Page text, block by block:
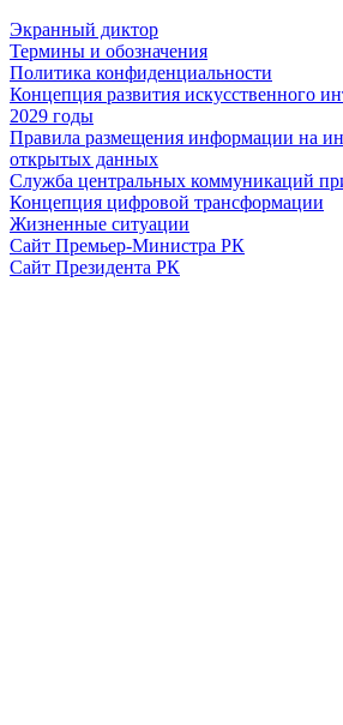
Экранный диктор
Термины и обозначения
Политика конфиденциальности
Концепция развития искусственного
2029 годы
Правила размещения информации на
открытых данных
Служба центральных коммуникаций
Концепция цифровой трансформации
Жизненные ситуации
Сайт Премьер-Министра РК
Сайт Президента РК